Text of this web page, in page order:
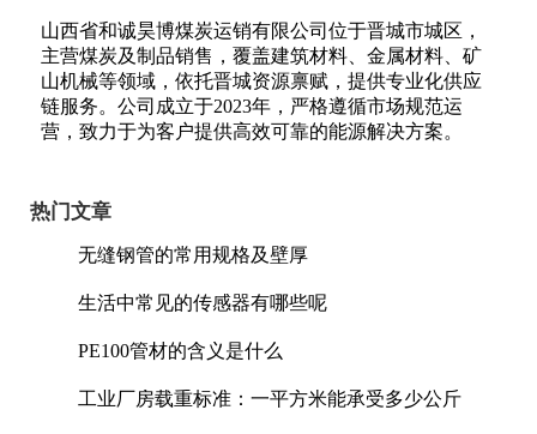
山西省和诚昊博煤炭运销有限公司位于晋城市城区，
主营煤炭及制品销售，覆盖建筑材料、金属材料、矿
山机械等领域，依托晋城资源禀赋，提供专业化供应
链服务。公司成立于2023年，严格遵循市场规范运
营，致力于为客户提供高效可靠的能源解决方案。
热门文章
无缝钢管的常用规格及壁厚
生活中常见的传感器有哪些呢
PE100管材的含义是什么
工业厂房载重标准：一平方米能承受多少公斤